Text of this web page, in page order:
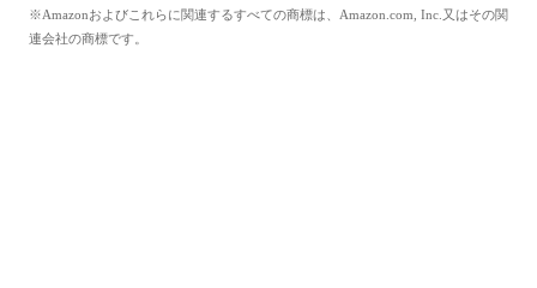
※Amazonおよびこれらに関連するすべての商標は、Amazon.com, Inc.又はその関
連会社の商標です。